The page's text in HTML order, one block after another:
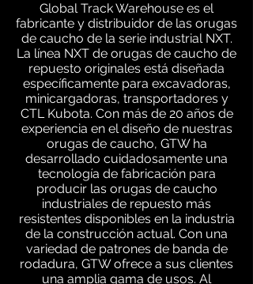
Global Track Warehouse es el
fabricante y distribuidor de las orugas
de caucho de la serie industrial NXT.
La línea NXT de orugas de caucho de
repuesto originales está diseñada
específicamente para excavadoras,
minicargadoras, transportadores y
CTL Kubota. Con más de 20 años de
experiencia en el diseño de nuestras
orugas de caucho, GTW ha
desarrollado cuidadosamente una
tecnología de fabricación para
producir las orugas de caucho
industriales de repuesto más
resistentes disponibles en la industria
de la construcción actual. Con una
variedad de patrones de banda de
rodadura, GTW ofrece a sus clientes
una amplia gama de usos. Al